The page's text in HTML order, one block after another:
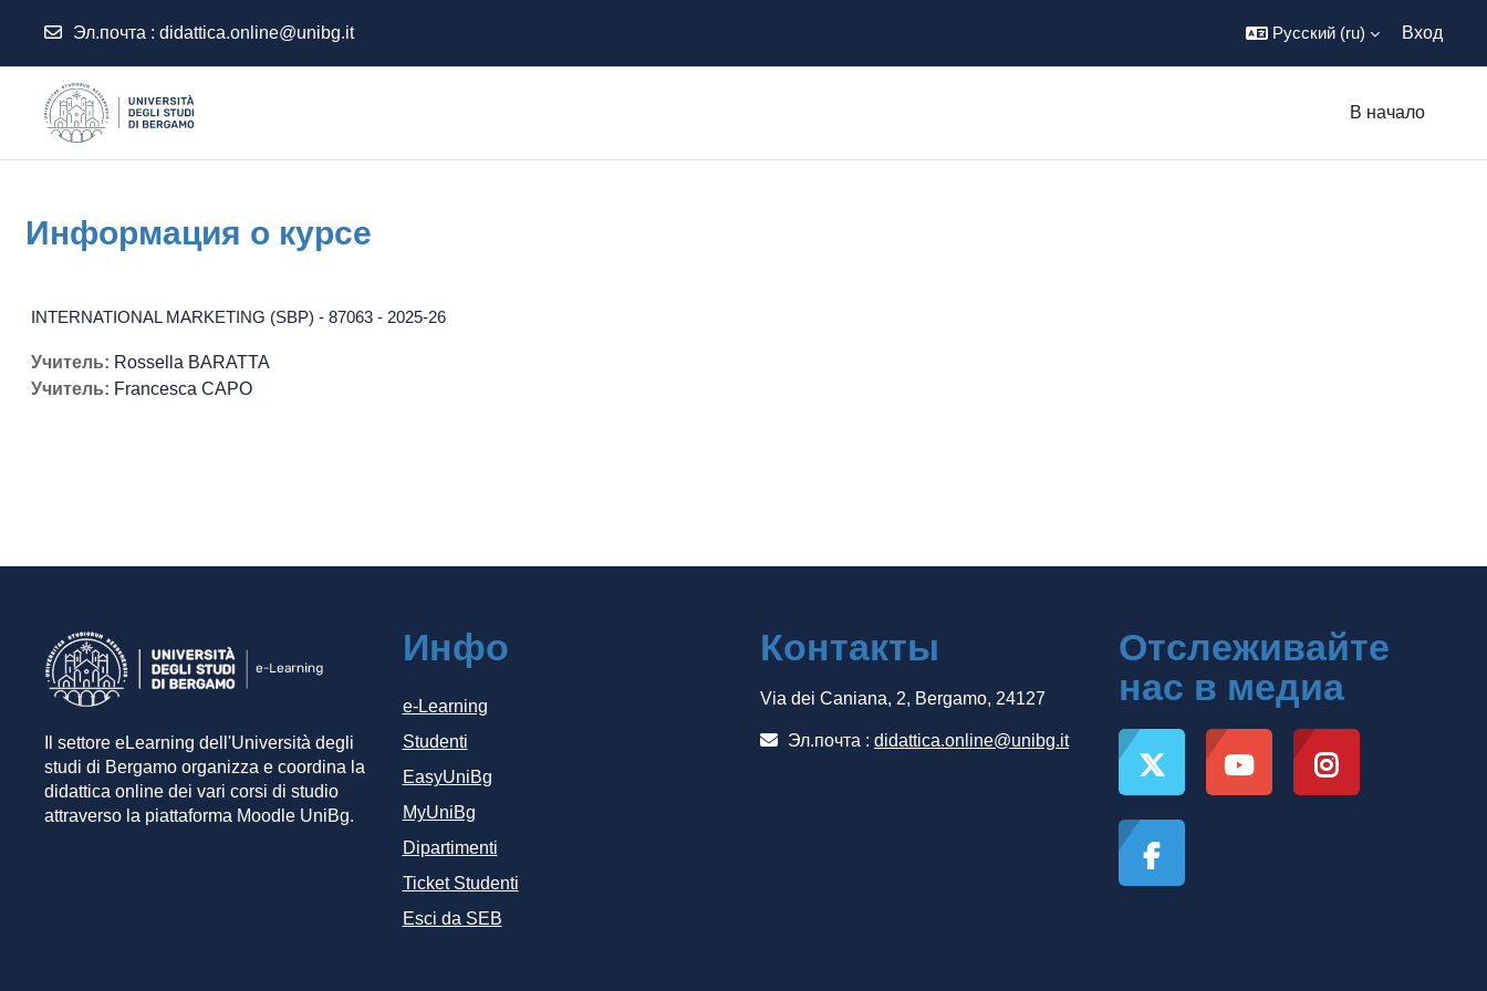
Эл.почта : didattica.online@unibg.it Русский ‎(ru)‎ Вход
В начало
Информация о курсе
INTERNATIONAL MARKETING (SBP) - 87063 - 2025-26
Учитель: Rossella BARATTA
Учитель: Francesca CAPO
Il settore eLearning dell'Università degli
studi di Bergamo organizza e coordina la
didattica online dei vari corsi di studio
attraverso la piattaforma Moodle UniBg.
Инфо
e-Learning
Studenti
EasyUniBg
MyUniBg
Dipartimenti
Ticket Studenti
Esci da SEB
Контакты
Via dei Caniana, 2, Bergamo, 24127
Эл.почта : didattica.online@unibg.it
Отслеживайте
нас в медиа